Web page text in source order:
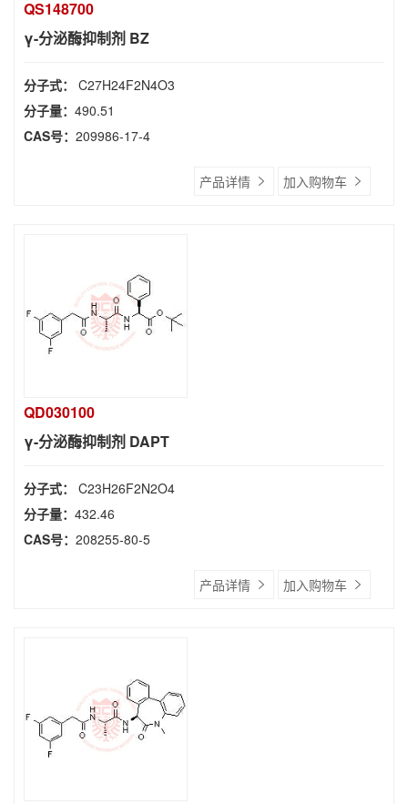
QS148700
γ-分泌酶抑制剂 BZ
分子式： C27H24F2N4O3
分子量： 490.51
CAS号： 209986-17-4
产品详情 加入购物车
QD030100
γ-分泌酶抑制剂 DAPT
分子式： C23H26F2N2O4
分子量： 432.46
CAS号： 208255-80-5
产品详情 加入购物车